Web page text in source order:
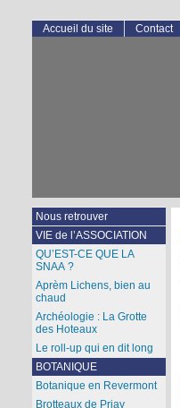
Accueil du site Contact
Nous retrouver
VIE de l’ASSOCIATION
QU’EST-CE QUE LA
SNAA ?
Aprèm Lichens, bien au
chaud
Archéologie : La Grotte
des Hoteaux
Le roll-up qui en dit long
BOTANIQUE
Botanique en Revermont
Brotteaux de Priay